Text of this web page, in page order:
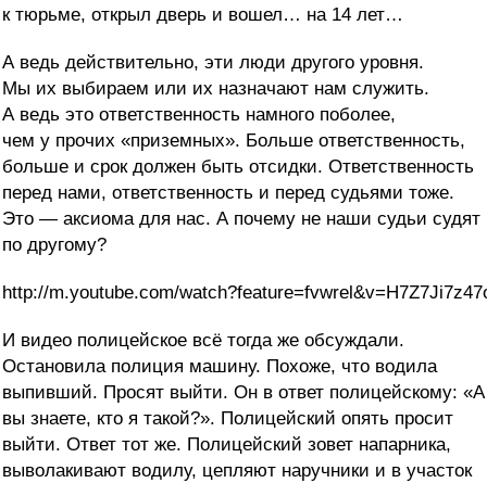
к тюрьме, открыл дверь и вошел… на 14 лет…
А ведь действительно, эти люди другого уровня.
Мы их выбираем или их назначают нам служить.
А ведь это ответственность намного поболее,
чем у прочих «приземных». Больше ответственность,
больше и срок должен быть отсидки. Ответственность
перед нами, ответственность и перед судьями тоже.
Это — аксиома для нас. А почему не наши судьи судят
по другому?
http://m.youtube.com/
И видео полицейское всё тогда же обсуждали.
Остановила полиция машину. Похоже, что водила
выпивший. Просят выйти. Он в ответ полицейскому: «А
вы знаете, кто я такой?». Полицейский опять просит
выйти. Ответ тот же. Полицейский зовет напарника,
выволакивают водилу, цепляют наручники и в участок